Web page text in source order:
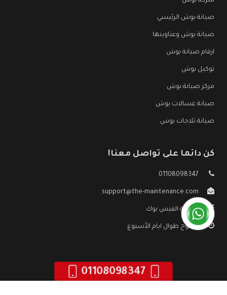
صيانة بوش الرئيسي
صيانة بوش وعناوينها
ارقام صيانة بوش
توكيل بوش
مركز صيانة بوش
صيانة غسالات بوش
صيانة ثلاجات بوش
كن دائما على تواصل معنا!
01108098347
support@the-maintenance.com
صفحة الفيس بوك
مفتوح طوال ايام الأسبوع
01108098347